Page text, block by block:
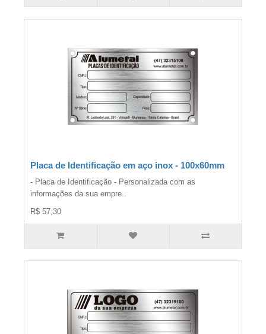
Placa de Identificação em aço inox - 100x60mm
- Placa de Identificação - Personalizada com as
informações da sua empre..
R$ 57,30